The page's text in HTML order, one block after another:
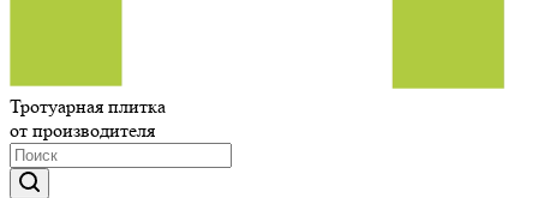
Тротуарная плитка
от производителя